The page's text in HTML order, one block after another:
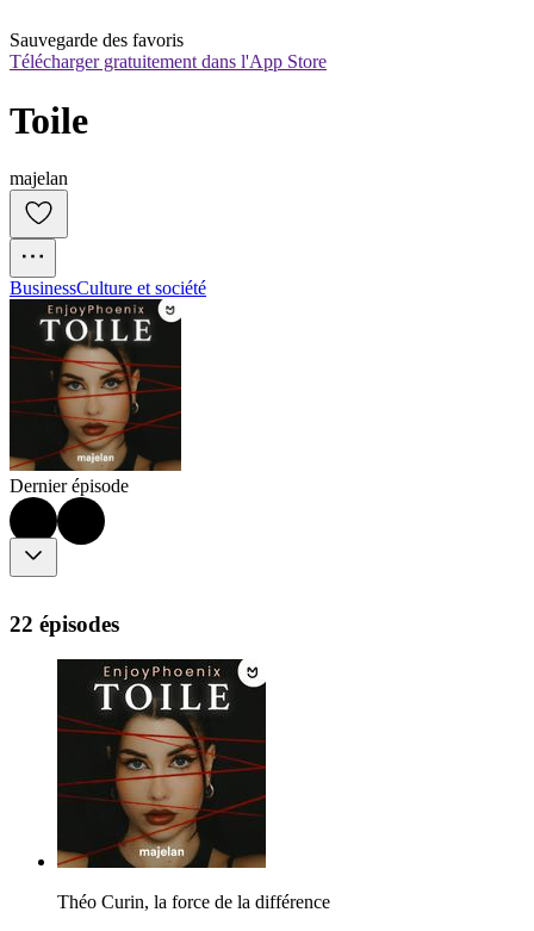
Sauvegarde des favoris
Télécharger gratuitement dans l'App Store
Toile
majelan
BusinessCulture et société
Dernier épisode
22 épisodes
Théo Curin, la force de la différence